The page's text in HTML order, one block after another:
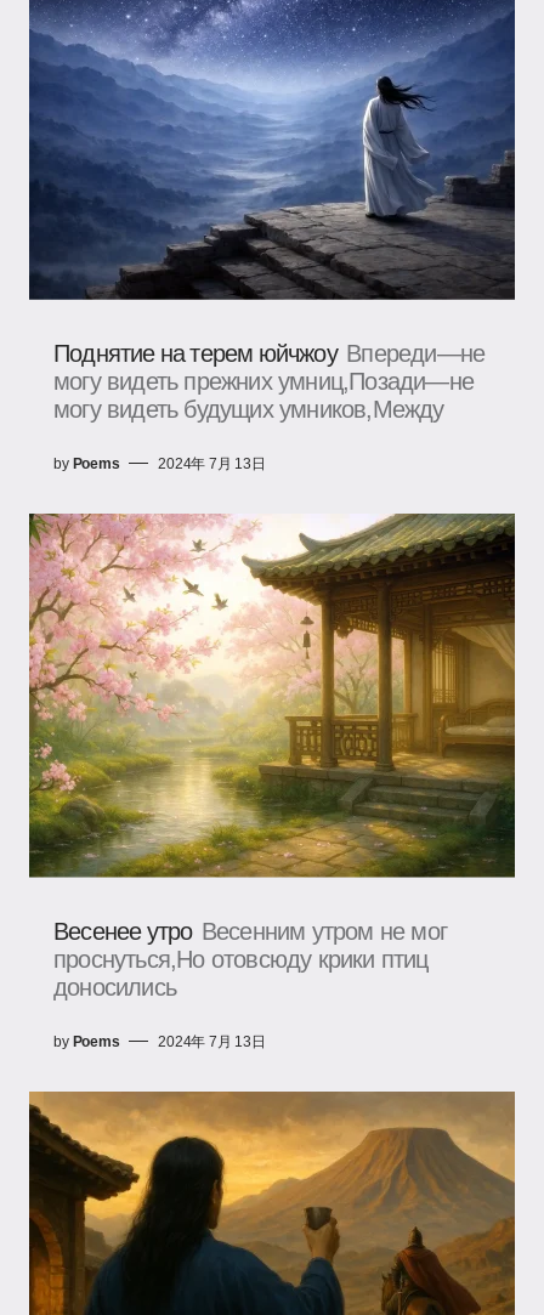
Поднятие на терем юйчжоу Впереди—не
могу видеть прежних умниц,Позади—не
могу видеть будущих умников,Между
by Poems 2024年 7月 13日
Весенее утро Весенним утром не мог
проснуться,Но отовсюду крики птиц
доносились
by Poems 2024年 7月 13日